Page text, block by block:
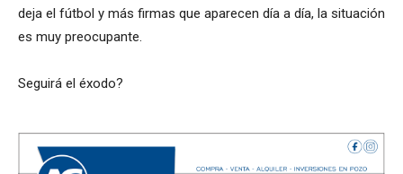
deja el fútbol y más firmas que aparecen día a día, la situación
es muy preocupante.
Seguirá el éxodo?